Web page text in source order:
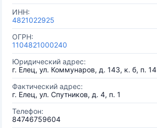
ИНН:
4821022925
ОГРН:
1104821000240
Юридический адрес:
г. Елец, ул. Коммунаров, д. 143, к. б, п. 14
Фактический адрес:
г. Елец, ул. Спутников, д. 4, п. 1
Телефон:
84746759604